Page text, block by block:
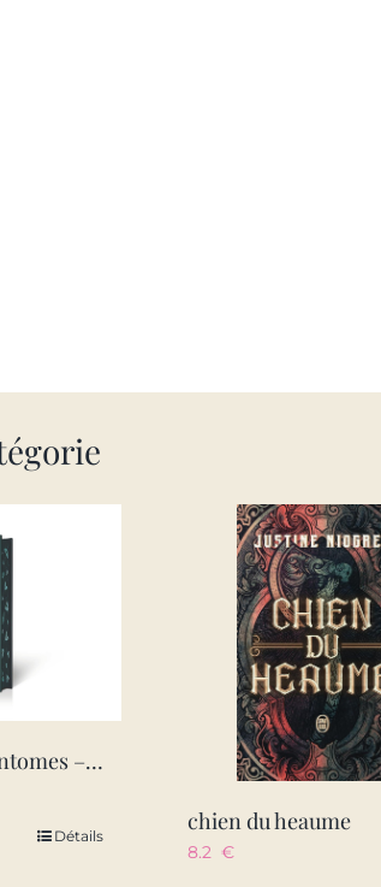
du the pour les fantomes – edition reliee
Détails
chien du heaume
8.2 €